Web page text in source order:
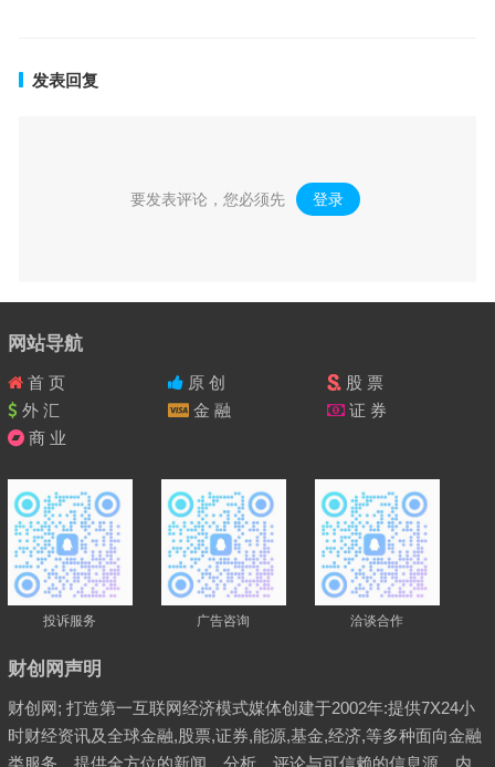
发表回复
要发表评论，您必须先 登录 。
网站导航
首 页 原 创
股 票
外 汇
金 融
证 券
商 业
投诉服务 广告咨询 洽谈合作
财创网声明
财创网; 打造第一互联网经济模式媒体创建于2002年:提供7X24小
时财经资讯及全球金融,股票,证券,能源,基金,经济,等多种面向金融
类服务，提供全方位的新闻、分析、评论与可信赖的信息源。内